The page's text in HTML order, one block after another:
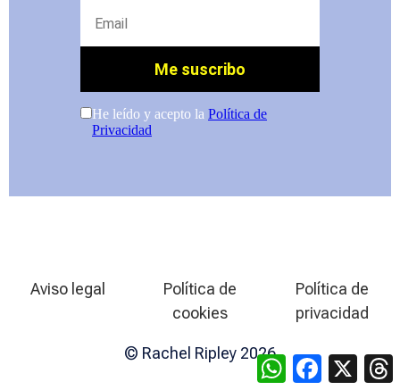
Aviso legal
Política de
cookies
Política de
privacidad
© Rachel Ripley 2026 WhatsAppFacebook
X